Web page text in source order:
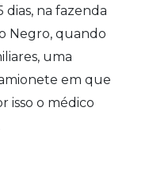
dias, na fazenda
Negro, quando
uma
em que
isso o médico